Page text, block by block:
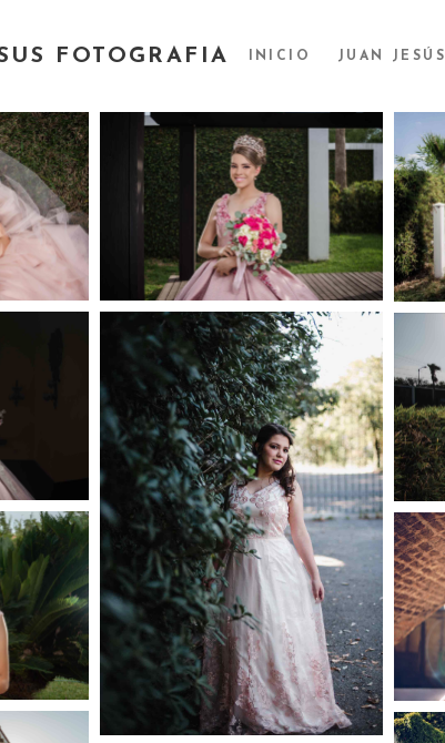
FOTOGRAFIA INICIO JUAN JESÚS